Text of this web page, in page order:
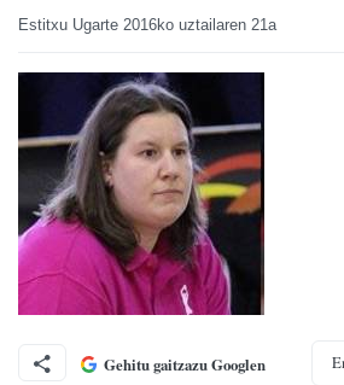
Estitxu Ugarte 2016ko uztailaren 21a
Gehitu gaitzazu Googlen